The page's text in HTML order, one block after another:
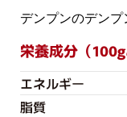
デンプンのデンプ
栄養成分（100g
エネルギー
脂質